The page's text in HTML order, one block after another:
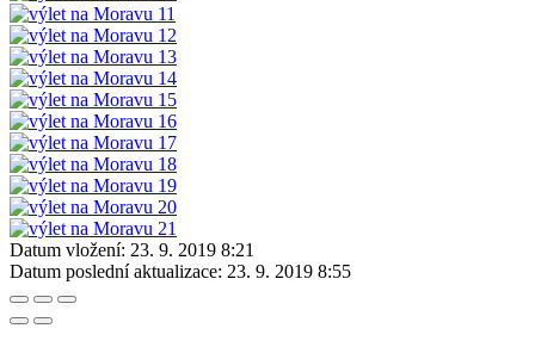
Datum vložení: 23. 9. 2019 8:21
Datum poslední aktualizace: 23. 9. 2019 8:55